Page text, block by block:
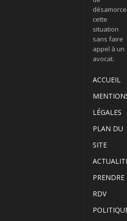
cette
situation
sans faire
appel à un
avocat.
ACCUEIL
LÉGALES
PLAN DU
SITE
PRENDRE
RDV